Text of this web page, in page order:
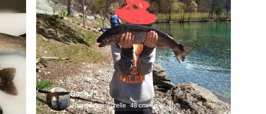
Sash75
Regenbogenforelle 48 cm vor 6 Jahre